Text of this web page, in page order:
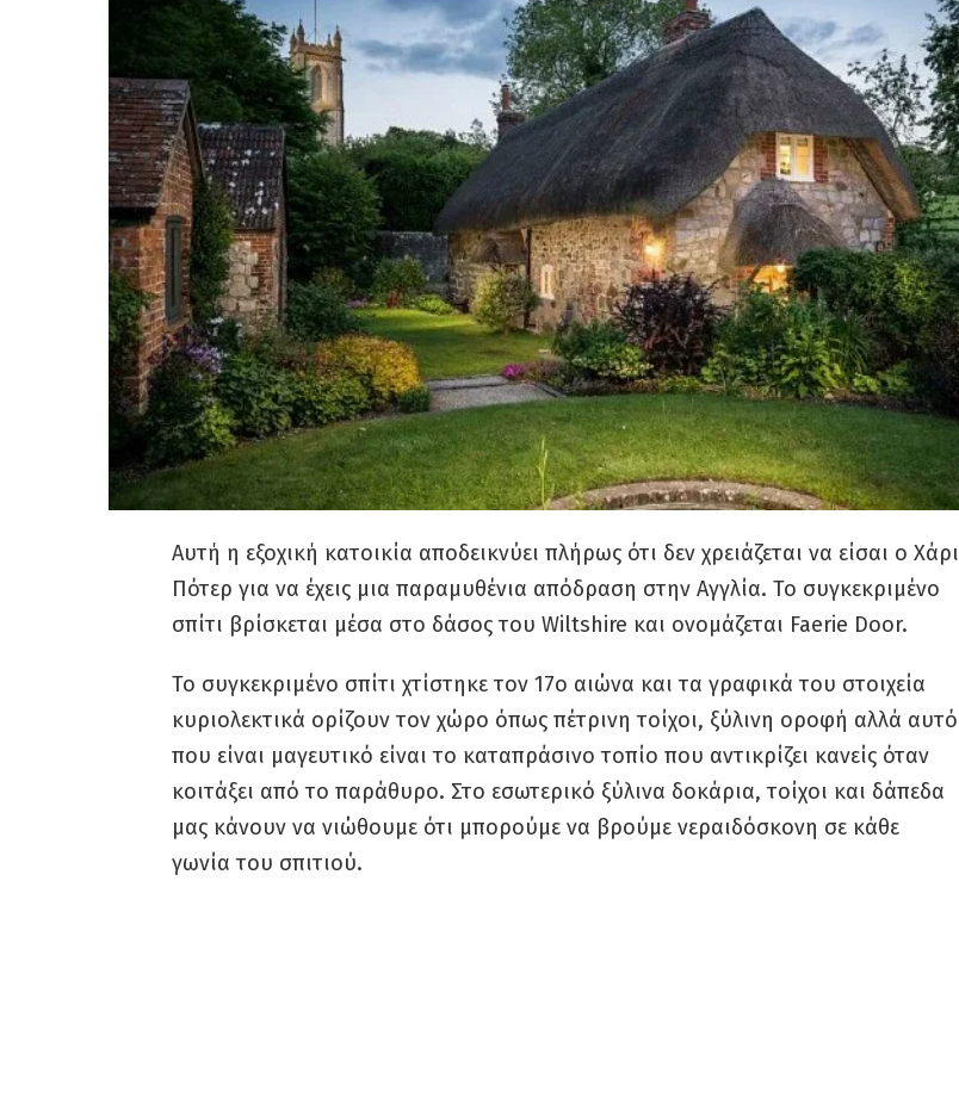
Αυτή η εξοχική κατοικία αποδεικνύει πλήρως ότι δεν χρειάζεται να είσαι ο Χάρι
Πότερ για να έχεις μια παραμυθένια απόδραση στην Αγγλία. Το συγκεκριμένο
σπίτι βρίσκεται μέσα στο δάσος του Wiltshire και ονομάζεται Faerie Door.
Το συγκεκριμένο σπίτι χτίστηκε τον 17ο αιώνα και τα γραφικά του στοιχεία
κυριολεκτικά ορίζουν τον χώρο όπως πέτρινη τοίχοι, ξύλινη οροφή αλλά αυτό
που είναι μαγευτικό είναι το καταπράσινο τοπίο που αντικρίζει κανείς όταν
κοιτάξει από το παράθυρο. Στο εσωτερικό ξύλινα δοκάρια, τοίχοι και δάπεδα
μας κάνουν να νιώθουμε ότι μπορούμε να βρούμε νεραιδόσκονη σε κάθε
γωνία του σπιτιού.